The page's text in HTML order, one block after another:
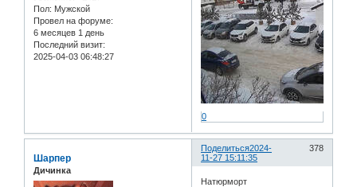
Пол: Мужской
Провел на форуме:
6 месяцев 1 день
Последний визит:
2025-04-03 06:48:27
0
Поделиться 378
2024-
11-27 15:11:35
Шарпер
Дичинка
Натюрморт